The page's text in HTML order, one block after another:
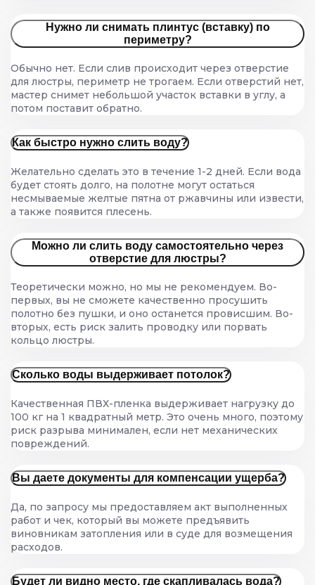
Нужно ли снимать плинтус (вставку) по
периметру?
Обычно нет. Если слив происходит через отверстие
для люстры, периметр не трогаем. Если отверстий нет,
мастер снимет небольшой участок вставки в углу, а
потом поставит обратно.
Как быстро нужно слить воду?
Желательно сделать это в течение 1-2 дней. Если вода
будет стоять долго, на полотне могут остаться
несмываемые желтые пятна от ржавчины или извести,
а также появится плесень.
Можно ли слить воду самостоятельно через
отверстие для люстры?
Теоретически можно, но мы не рекомендуем. Во-
первых, вы не сможете качественно просушить
полотно без пушки, и оно останется провисшим. Во-
вторых, есть риск залить проводку или порвать
кольцо люстры.
Сколько воды выдерживает потолок?
Качественная ПВХ-пленка выдерживает нагрузку до
100 кг на 1 квадратный метр. Это очень много, поэтому
риск разрыва минимален, если нет механических
повреждений.
Вы даете документы для компенсации ущерба?
Да, по запросу мы предоставляем акт выполненных
работ и чек, который вы можете предъявить
виновникам затопления или в суде для возмещения
расходов.
Будет ли видно место, где скапливалась вода?